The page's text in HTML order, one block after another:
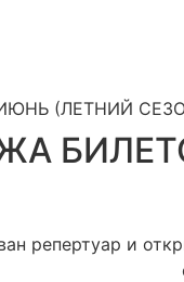
(ЛЕТНИЙ
репертуар и